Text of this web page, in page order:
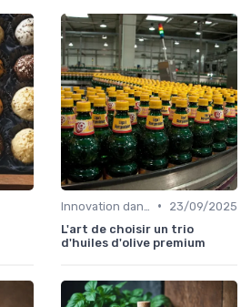
•
23/09/2025
L'art de choisir un trio
d'huiles d'olive premium